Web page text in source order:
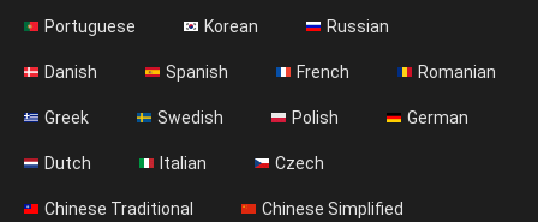
Portuguese Korean Russian
Danish Spanish French Romanian
Greek Swedish Polish German
Dutch Italian Czech
Chinese Traditional Chinese Simplified